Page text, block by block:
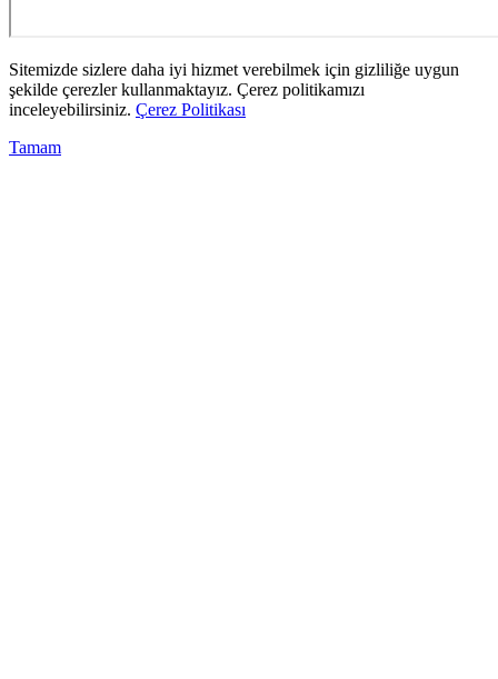
Sitemizde sizlere daha iyi hizmet verebilmek için gizliliğe uygun
şekilde çerezler kullanmaktayız. Çerez politikamızı
inceleyebilirsiniz. Çerez Politikası
Tamam